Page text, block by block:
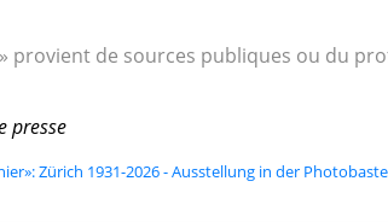
provient de sources publiques ou du
presse
Zürich 1931-2026 - Ausstellung in der